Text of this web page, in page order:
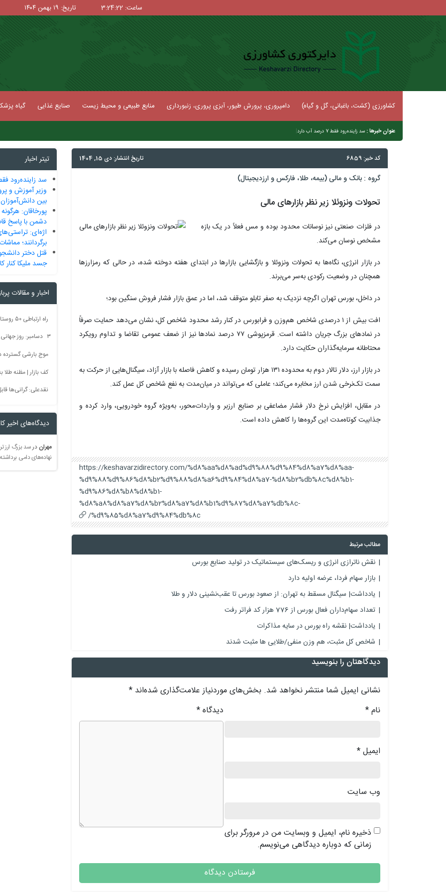
ساعت: 3:24:23 تاریخ: ۱۹ بهمن ۱۴۰۴
کشاورزی (کشت، باغبانی، گل و گیاه) دامپروری، پرورش طیور، آبزی پروری، زنبورداری منابع طبیعی و محیط زیست صنایع غذایی گیاه
عنوان خبرها : سد زاینده‌رود فقط 7 درصد آب دارد |
کد خبر: 6859 تاریخ انتشار: دی 15, 1404
گروه : بانک و مالی (بیمه، طلا، فارکس و ارزدیجیتال)
تحولات ونزوئلا زیر نظر بازارهای مالی
در فلزات صنعتی نیز نوسانات محدود بوده و مس فعلاً در یک بازه
مشخص نوسان می‌کند.
در بازار انرژی، نگاه‌ها به تحولات ونزوئلا و بازگشایی بازارها در ابتدای هفته دوخته شده، در حالی که رمزارزها
همچنان در وضعیت رکودی به‌سر می‌برند.
در داخل، بورس تهران اگرچه نزدیک به صفر تابلو متوقف شد، اما در عمق بازار فشار فروش سنگین بود؛
افت بیش از ۱ درصدی شاخص هم‌وزن و فرابورس در کنار رشد محدود شاخص کل، نشان می‌دهد حمایت صرفاً
در نمادهای بزرگ جریان داشته است. قرمزپوشی ۷۷ درصد نمادها نیز از ضعف عمومی تقاضا و تداوم رویکرد
محتاطانه سرمایه‌گذاران حکایت دارد.
در بازار ارز، دلار تالار دوم به محدوده ۱۳۱ هزار تومان رسیده و کاهش فاصله با بازار آزاد، سیگنال‌هایی از حرکت به
سمت تک‌نرخی شدن ارز مخابره می‌کند؛ عاملی که می‌تواند در میان‌مدت به نفع شاخص کل عمل کند.
در مقابل، افزایش نرخ دلار فشار مضاعفی بر صنایع ارزبر و واردات‌محور، به‌ویژه گروه خودرویی، وارد کرده و
جذابیت کوتاه‌مدت این گروه‌ها را کاهش داده است.
https://keshavarzidirectory.com/%d8%aa%d8%ad%d9%88%d9%84%d8%a7%d8%aa-
%d9%88%d9%86%d8%b2%d9%88%d8%a6%d9%84%d8%a7-%d8%b2%db%8c%d8%b1-
%d9%86%d8%b8%d8%b1-
%d8%a8%d8%a7%d8%b2%d8%a7%d8%b1%d9%87%d8%a7%db%8c-
%d9%85%d8%a7%d9%84%db%8c/
مطالب مرتبط
نقش ناترازی انرژی و ریسک‌های سیستماتیک در تولید صنایع بورس
بازار سهام فردا، عرضه اولیه دارد
یادداشت| سیگنال مسقط به تهران: از صعود بورس تا عقب‌نشینی دلار و طلا
تعداد سهام‌داران فعال بورس از 776 هزار کد فراتر رفت
یادداشت| نقشه راه بورس در سایه مذاکرات
شاخص کل مثبت، هم وزن منفی/طلایی ها مثبت شدند
دیدگاهتان را بنویسید
نشانی ایمیل شما منتشر نخواهد شد. بخش‌های موردنیاز علامت‌گذاری شده‌اند *
دیدگاه* نام*
ایمیل*
وب‌ سایت
ذخیره نام، ایمیل و وبسایت من در مرورگر برای
زمانی که دوباره دیدگاهی می‌نویسم.
تیتر اخبار
سد زاینده‌رود فقط 7 درصد آب
وزیر آموزش و
بین
پورخاقان:
دشمن با پاسخ
اژه‌ای:
برگردانند؛
قتل دختر
جسد ملیکا کنار
اخبار و مقالات
۳ دسامبر: روز جهانی بدون سم + فیلم
موج بارشی گسترده
کف بازار | مظنه طلا به 60
نقدعلی: گرانی‌ها
دیدگاه‌های اخیر
مهراندرسد بزرگ ارز
نهاده‌های دامی